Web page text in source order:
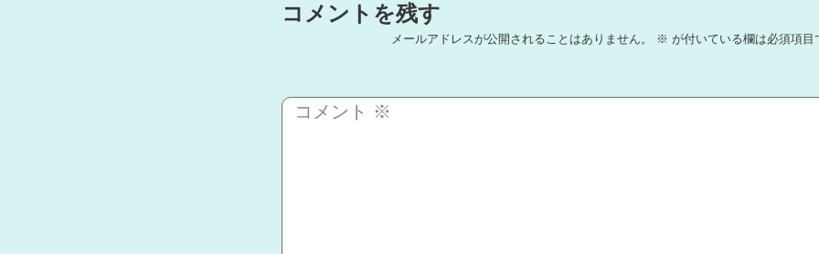
コメントを残す
メールアドレスが公開されることはありません。 ※ が付いている欄は必須項目
コメント ※